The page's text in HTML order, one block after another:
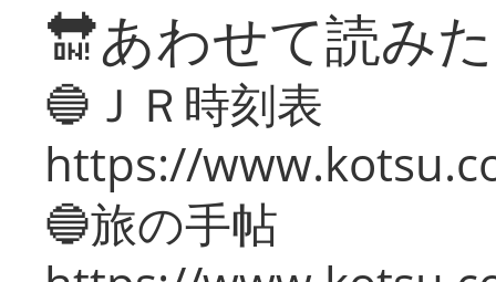
🔛あわせて読み
🔵ＪＲ時刻表
https://
🔵旅の手帖